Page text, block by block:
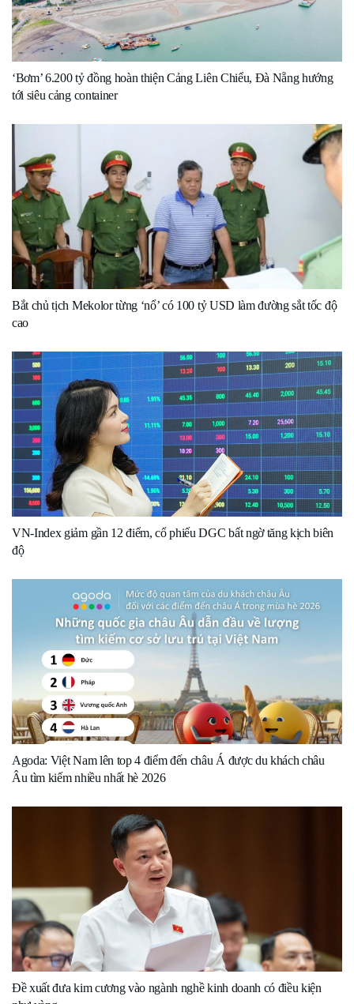
‘Bơm’ 6.200 tỷ đồng hoàn thiện Cảng Liên Chiểu, Đà Nẵng hướng
tới siêu cảng container
Bắt chủ tịch Mekolor từng ‘nổ’ có 100 tỷ USD làm đường sắt tốc độ
cao
VN-Index giảm gần 12 điểm, cổ phiếu DGC bất ngờ tăng kịch biên
độ
Agoda: Việt Nam lên top 4 điểm đến châu Á được du khách châu
Âu tìm kiếm nhiều nhất hè 2026
Đề xuất đưa kim cương vào ngành nghề kinh doanh có điều kiện